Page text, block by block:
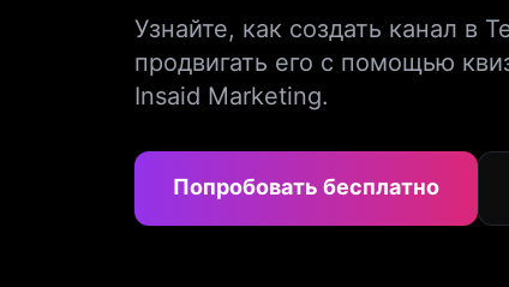
Узнайте, как создать канал в
продвигать его с помощью
Insaid Marketing.
Попробовать бесплатно